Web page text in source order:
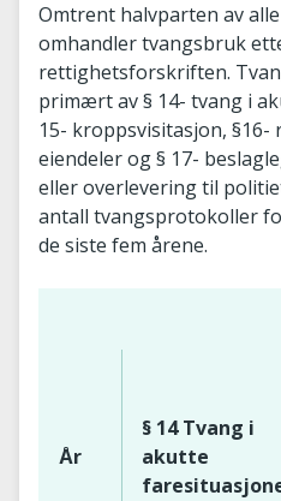
Omtrent halvparten av
omhandler tvangsbruk
rettighetsforskriften.
primært av § 14- tvang i
15- kroppsvisitasjon,
eiendeler og § 17-
eller overlevering til
antall tvangsprotokoller
de siste fem årene.
År
§ 14 Tvang i
akutte